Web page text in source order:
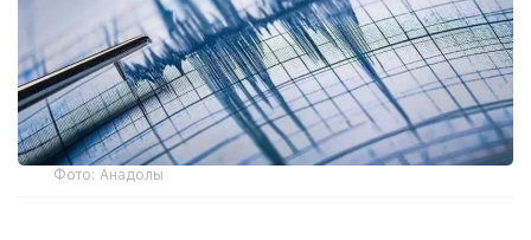
Фото: Анадолы